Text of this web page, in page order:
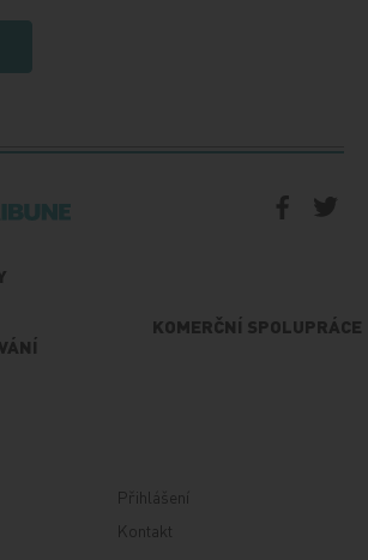
KOMERČNÍ SPOLUPRÁCE
Přihlášení
Kontakt